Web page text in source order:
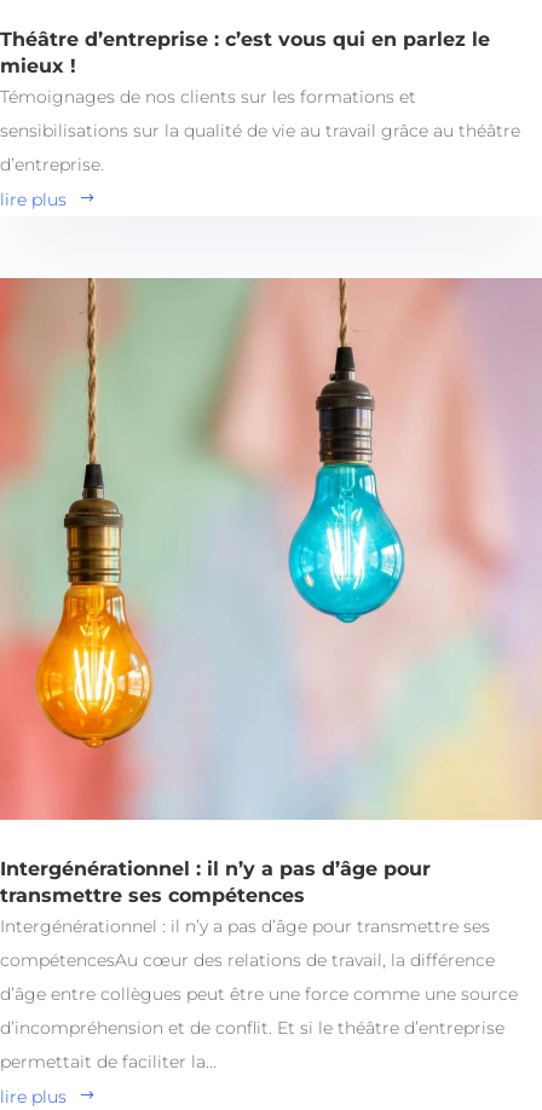
Théâtre d’entreprise : c’est vous qui en parlez le
mieux !
Témoignages de nos clients sur les formations et
sensibilisations sur la qualité de vie au travail grâce au théâtre
d’entreprise.
lire plus
Intergénérationnel : il n’y a pas d’âge pour
transmettre ses compétences
Intergénérationnel : il n’y a pas d’âge pour transmettre ses
compétencesAu cœur des relations de travail, la différence
d’âge entre collègues peut être une force comme une source
d’incompréhension et de conflit. Et si le théâtre d’entreprise
permettait de faciliter la...
lire plus